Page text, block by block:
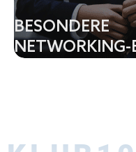
BESONDERE
NETWORKING-